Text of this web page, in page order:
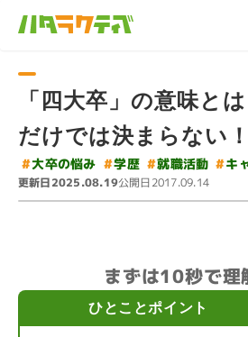
「四大卒」の意味と
だけでは決まらない！
#大卒の悩み #学歴 #就職活動 #キ
更新日2025.08.19公開日2017.09.14
まずは10秒で理
ひとことポイント